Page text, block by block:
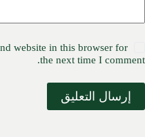
website in this browser for
the next time I comment.
إرسال التعليق